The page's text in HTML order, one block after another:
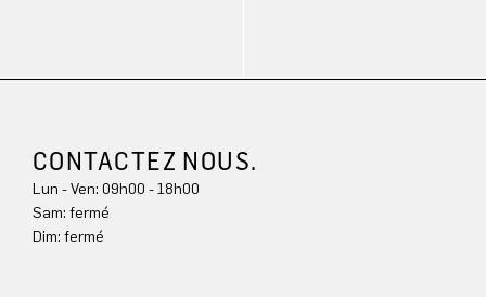
CONTACTEZ NOUS.
Lun - Ven: 09h00 - 18h00
Sam: fermé
Dim: fermé